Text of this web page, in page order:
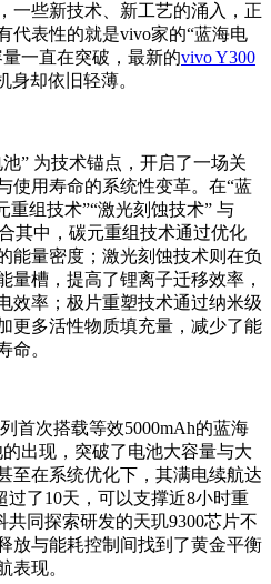
一些新技术、新工艺的涌入，正
代表性的就是vivo家的“蓝海电
一直在突破，最新的vivo Y300
身却依旧轻薄。
” 为技术锚点，开启了一场关
使用寿命的系统性变革。在“蓝
重组技术”“激光刻蚀技术” 与
其中，碳元重组技术通过优化
能量密度；激光刻蚀技术则在负
量槽，提高了锂离子迁移效率，
效率；极片重塑技术通过纳米级
更多活性物质填充量，减少了能
命。
首次搭载等效5000mAh的蓝海
出现，突破了电池大容量与大
至在系统优化下，其满电续航达
过了10天，可以支撑近8小时重
同探索研发的天玑9300芯片不
放与能耗控制间找到了黄金平衡
表现。